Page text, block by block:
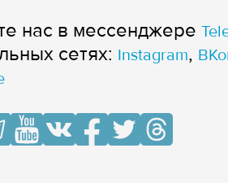
нас в мессенджере
сетях: Instagram,